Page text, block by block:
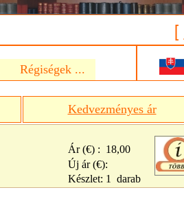
[
Régiségek ...
Kedvezményes ár
Ár (€) : 18,00
Új ár (€):
Készlet: 1 darab